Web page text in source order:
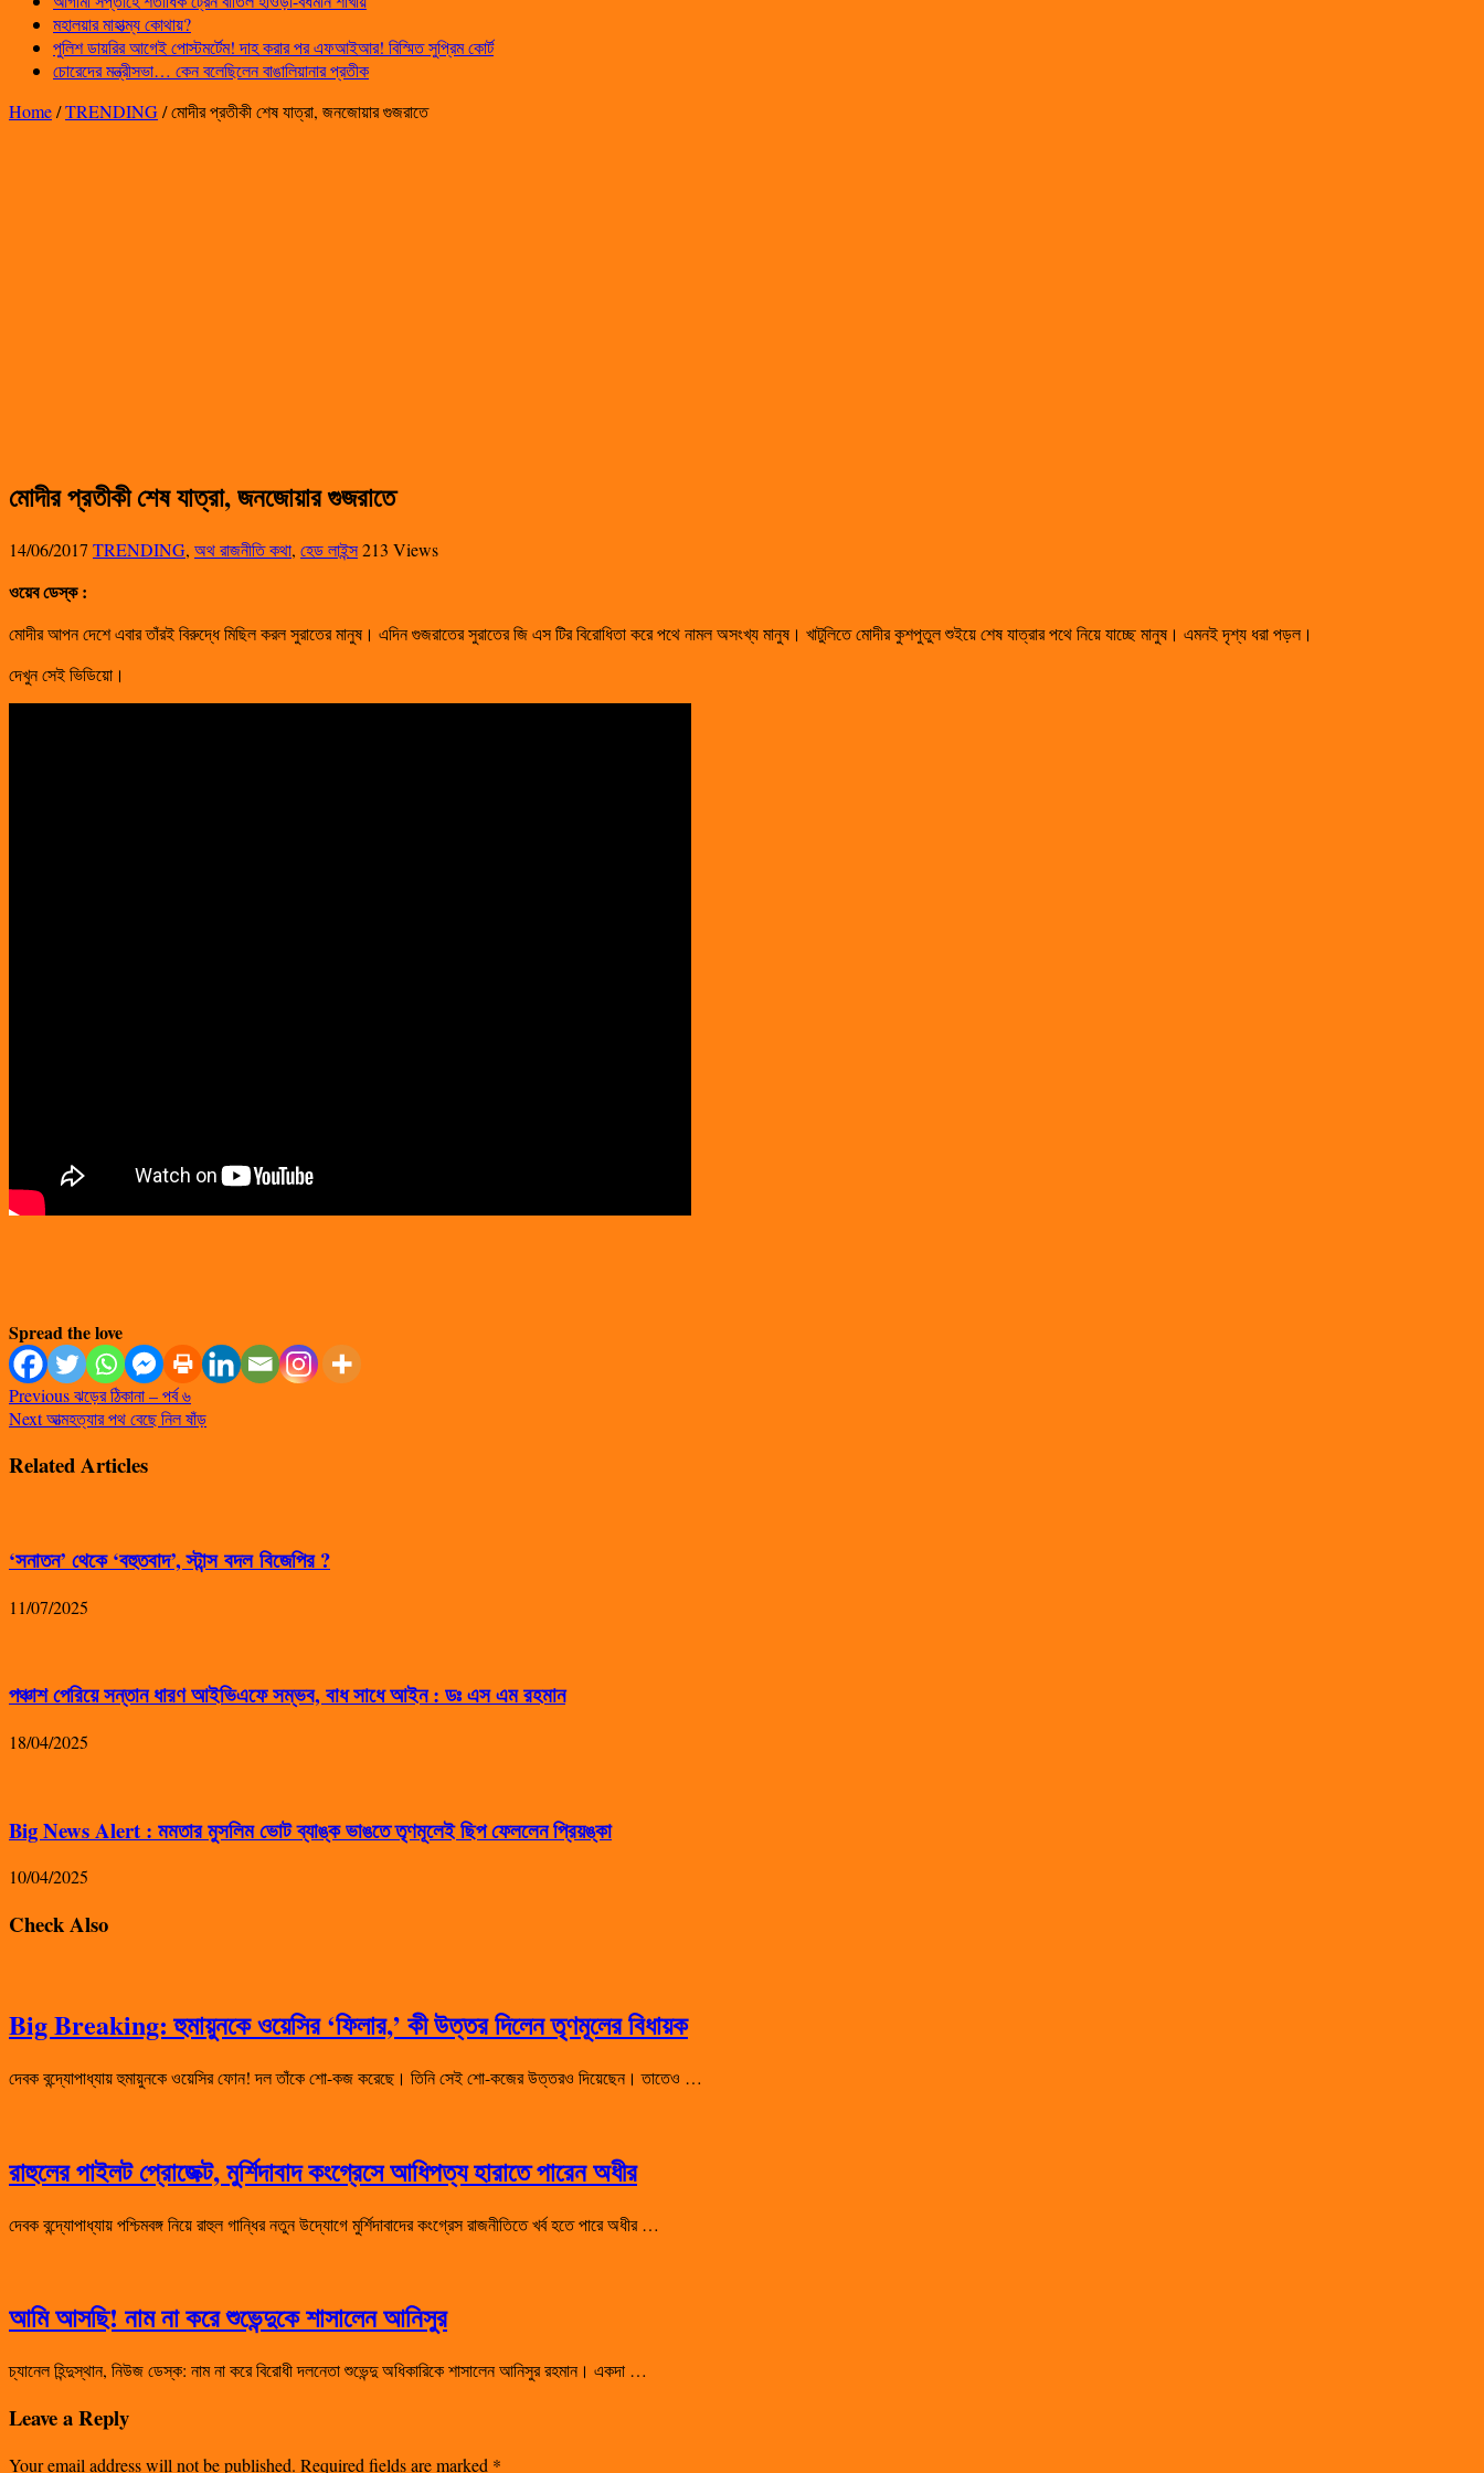
মহালয়ার মাহাত্ম্য কোথায়?
পুলিশ ডায়রির আগেই পোস্টমর্টেম! দাহ করার পর এফআইআর! বিস্মিত সুপ্রিম কোর্ট
চোরেদের মন্ত্রীসভা… কেন বলেছিলেন বাঙালিয়ানার প্রতীক
Home/TRENDING/মোদীর প্রতীকী শেষ যাত্রা, জনজোয়ার গুজরাতে
মোদীর প্রতীকী শেষ যাত্রা, জনজোয়ার গুজরাতে
14/06/2017 TRENDING, অথ রাজনীতি কথা, হেড লাইন্স213 Views
ওয়েব ডেস্ক :
মোদীর আপন দেশে এবার তাঁরই বিরুদ্ধে মিছিল করল সুরাতের মানুষ। এদিন গুজরাতের সুরাতের জি এস টির বিরোধিতা করে পথে নামল অসংখ্য মানুষ। খাটুলিতে মোদীর কুশপুতুল শুইয়ে শেষ যাত্রার পথে নিয়ে যাচ্ছে মানুষ। এমনই দৃশ্য ধরা পড়ল।
দেখুন সেই ভিডিয়ো।
Spread the love
Previousঝড়ের ঠিকানা – পর্ব ৬
Nextআত্মহত্যার পথ বেছে নিল ষাঁড়
Related Articles
‘সনাতন’ থেকে ‘বহুতবাদ’, স্টান্স বদল বিজেপির ?
11/07/2025
পঞ্চাশ পেরিয়ে সন্তান ধারণ আইভিএফে সম্ভব, বাধ সাধে আইন : ডঃ এস এম রহমান
18/04/2025
Big News Alert : মমতার মুসলিম ভোট ব্যাঙ্ক ভাঙতে তৃণমূলেই ছিপ ফেললেন প্রিয়ঙ্কা
10/04/2025
Check Also
Big Breaking: হুমায়ুনকে ওয়েসির ‘ফিলার,’ কী উত্তর দিলেন তৃণমূলের বিধায়ক
দেবক বন্দ্যোপাধ্যায় হুমায়ুনকে ওয়েসির ফোন! দল তাঁকে শো-কজ করেছে। তিনি সেই শো-কজের উত্তরও দিয়েছেন। তাতেও …
রাহুলের পাইলট প্রোজেক্ট, মুর্শিদাবাদ কংগ্রেসে আধিপত্য হারাতে পারেন অধীর
দেবক বন্দ্যোপাধ্যায় পশ্চিমবঙ্গ নিয়ে রাহুল গান্ধির নতুন উদ্যোগে মুর্শিদাবাদের কংগ্রেস রাজনীতিতে খর্ব হতে পারে অধীর …
আমি আসছি! নাম না করে শুভেন্দুকে শাসালেন আনিসুর
চ্যানেল হিন্দুস্থান, নিউজ ডেস্ক: নাম না করে বিরোধী দলনেতা শুভেন্দু অধিকারিকে শাসালেন আনিসুর রহমান। একদা …
Leave a Reply
Your email address will not be published. Required fields are marked *